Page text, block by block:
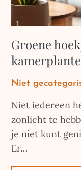
Groene
Niet
Niet iedereen
zonlicht te
je niet kunt
Er…